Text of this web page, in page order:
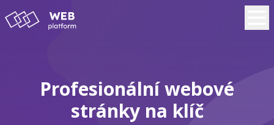
Profesionální webové
stránky na klíč